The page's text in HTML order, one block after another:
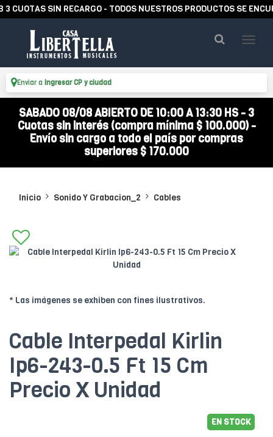
SIN RECARGO - TODOS NUESTROS PRODUCTOS SE
Enviar a Ingresar CP y ciudad
SABADO 08/08 ABIERTO DE 10:00 A 13:30 HS - 3
Cuotas sin interés (compra mínima $ 100.000) -
Envío sin cargo a todo el país por compras
superiores $ 170.000
Inicio Sonido Y Grabacion_2 Cables
* Las imágenes se exhiben con fines ilustrativos.
Cable Interpedal Kirlin
Ip6-243-0.5 Ft 15 Cm
Precio X Unidad
EN STOCK